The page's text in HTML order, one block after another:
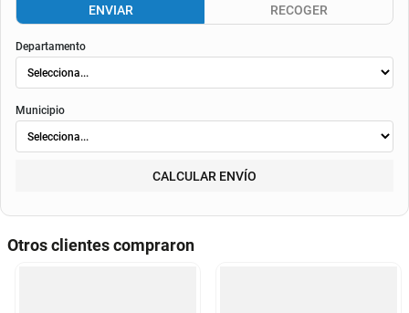
ENVIAR RECOGER
Departamento
Municipio
CALCULAR ENVÍO
Otros clientes compraron